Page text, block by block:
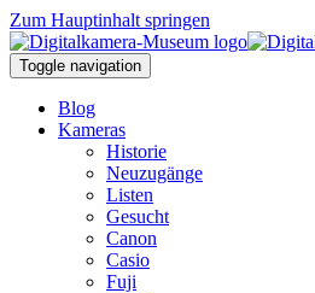
Zum Hauptinhalt springen
Toggle navigation
Blog
Kameras
Historie
Neuzugänge
Listen
Gesucht
Canon
Casio
Fuji